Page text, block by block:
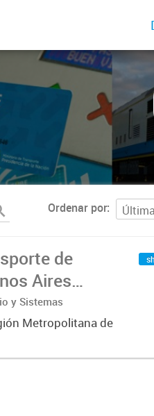
Ordenar por
de
Aires
y Sistemas
Metropolitana de